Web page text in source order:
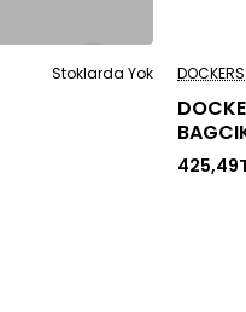
Stoklarda Yok